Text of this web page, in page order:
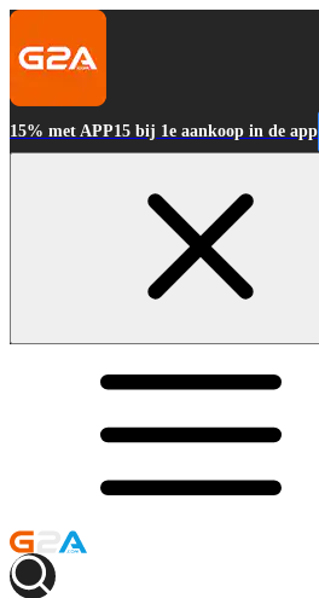
15% met APP15 bij 1e aankoop in de app